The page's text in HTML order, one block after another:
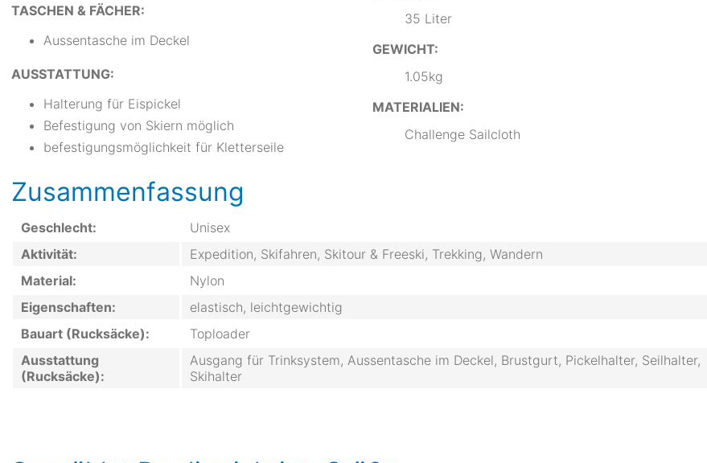
TASCHEN & FÄCHER:
Aussentasche im Deckel
AUSSTATTUNG:
Halterung für Eispickel
Befestigung von Skiern möglich
befestigungsmöglichkeit für Kletterseile
35 Liter
GEWICHT:
1.05kg
MATERIALIEN:
Challenge Sailcloth
Zusammenfassung
Geschlecht:
Unisex
Aktivität:
Expedition, Skifahren, Skitour & Freeski, Trekking, Wandern
Material:
Nylon
Eigenschaften:
elastisch, leichtgewichtig
Bauart (Rucksäcke):
Toploader
Ausstattung
(Rucksäcke):
Ausgang für Trinksystem, Aussentasche im Deckel, Brustgurt, Pickelhalter, Seilhalter,
Skihalter